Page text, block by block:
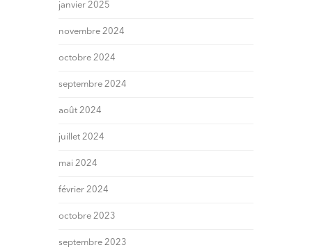
janvier 2025
novembre 2024
octobre 2024
septembre 2024
août 2024
juillet 2024
mai 2024
février 2024
octobre 2023
septembre 2023